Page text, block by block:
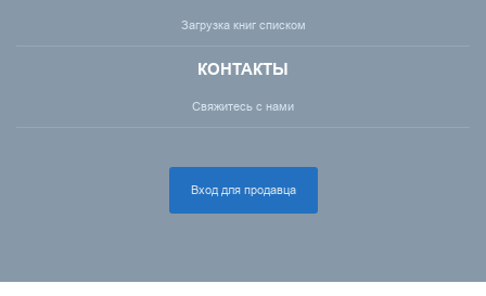
Загрузка книг списком
КОНТАКТЫ
Свяжитесь с нами
Вход для продавца